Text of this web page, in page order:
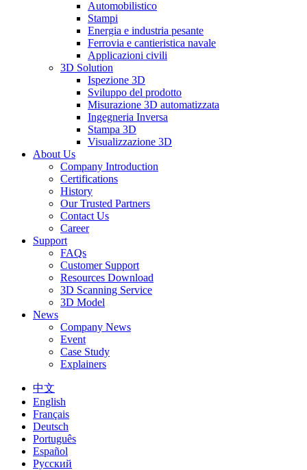
Automobilistico
Stampi
Energia e industria pesante
Ferrovia e cantieristica navale
Applicazioni civili
3D Solution
Ispezione 3D
Sviluppo del prodotto
Misurazione 3D automatizzata
Ingegneria Inversa
Stampa 3D
Visualizzazione 3D
About Us
Company Introduction
Certifications
History
Our Trusted Partners
Contact Us
Career
Support
FAQs
Customer Support
Resources Download
3D Scanning Service
3D Model
News
Company News
Event
Case Study
Explainers
中文
English
Français
Deutsch
Português
Español
Русский